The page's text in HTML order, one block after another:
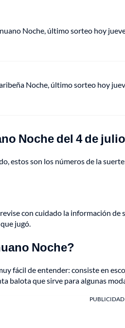
Noche, último sorteo hoy
Noche, último sorteo hoy
Noche del 4 de
estos son los números de la
con cuidado la información
jugó.
Noche?
fácil de entender: consiste en
balota que sirve para algunas
PUBLICIDAD